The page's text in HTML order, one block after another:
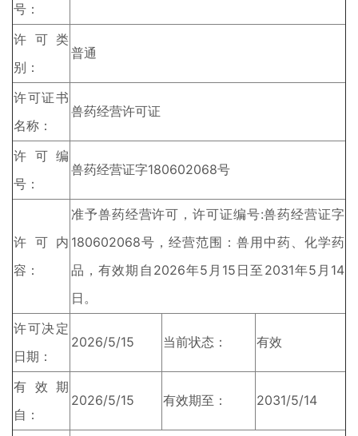
号：
许可类
别：
普通
许可证书
名称：
兽药经营许可证
许可编
号：
兽药经营证字180602068号
许可内
容：
准予兽药经营许可，许可证编号:兽药经营证字
180602068号，经营范围：兽用中药、化学药
品，有效期自2026年5月15日至2031年5月14
日。
许可决定
日期：
2026/5/15 当前状态： 有效
有效期
自：
2026/5/15 有效期至： 2031/5/14